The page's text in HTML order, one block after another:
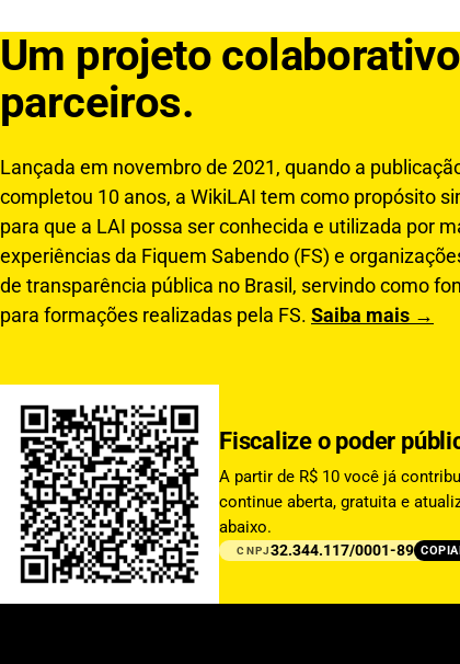
Um projeto
parceiros.
Lançada em novembro de 2021, quando a
completou 10 anos, a WikiLAI tem como propósito
para que a LAI possa ser conhecida e utilizada por
experiências da Fiquem Sabendo (FS) e
de transparência pública no Brasil, servindo como
para formações realizadas pela FS. Saiba mais →
Fiscalize o poder
A partir de R$ 10 você já
continue aberta, gratuita e
abaixo.
CNPJ32.344.117/0001-89